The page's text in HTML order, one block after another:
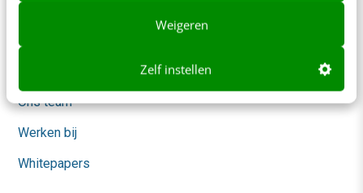
Weigeren
Zelf instellen
Contact
Nieuwsbrieven
Ons team
Werken bij
Whitepapers